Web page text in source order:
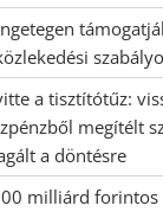
a tisztítótűz:
megítélt
a döntésre
milliárd forintos